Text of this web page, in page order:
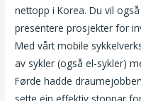
nettopp i Korea. Du vil
presentere prosjekter for
Med vårt mobile
av sykler (også el-sykler)
Førde hadde
sette ein effektiv stoppar